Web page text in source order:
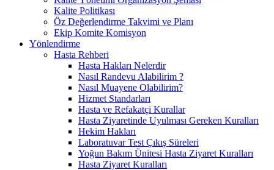
Kalite Politikası
Öz Değerlendirme Takvimi ve Planı
Ekip Komite Komisyon
Yönlendirme
Hasta Rehberi
Hasta Hakları Nelerdir
Nasıl Randevu Alabilirim ?
Nasıl Muayene Olabilirim?
Hizmet Standarları
Hasta ve Refakatçi Kurallar
Hasta Ziyaretinde Uyulması Gereken Kuralları
Hekim Hakları
Laboratuvar Test Çıkış Süreleri
Yoğun Bakım Ünitesi Hasta Ziyaret Kuralları
Hasta Ziyaret Kuralları